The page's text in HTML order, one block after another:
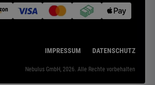
IMPRESSUM DATENSCHUTZ
Nebulus GmbH, 2026. Alle Rechte vorbehalten